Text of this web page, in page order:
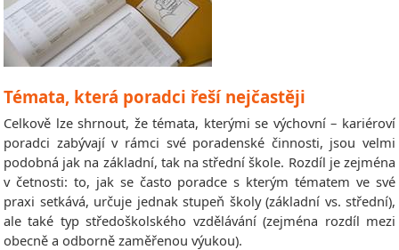
Témata, která poradci řeší nejčastěji
Celkově lze shrnout, že témata, kterými se výchovní – kariéroví
poradci zabývají v rámci své poradenské činnosti, jsou velmi
podobná jak na základní, tak na střední škole. Rozdíl je zejména
v četnosti: to, jak se často poradce s kterým tématem ve své
praxi setkává, určuje jednak stupeň školy (základní vs. střední),
ale také typ středoškolského vzdělávání (zejména rozdíl mezi
obecně a odborně zaměřenou výukou).